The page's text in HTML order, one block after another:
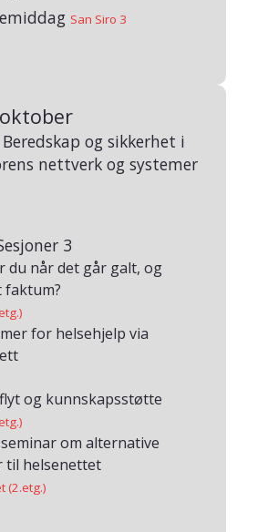
San Siro 3
og sikkerhet i
nettverk og systemer
3
du når det går galt, og
faktum?
for helsehjelp via
og kunnskapsstøtte
om alternative
til helsenettet
(2.etg.)